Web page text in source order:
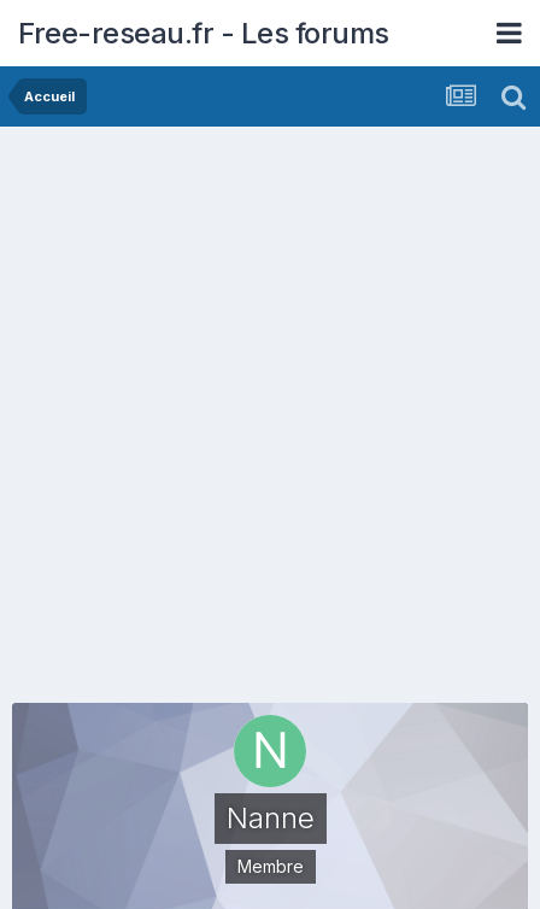
Free-reseau.fr - Les forums
Accueil
Nanne
Membre